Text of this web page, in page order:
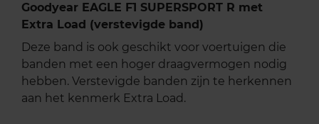
Goodyear EAGLE F1 SUPERSPORT R met
Extra Load (verstevigde band)
Deze band is ook geschikt voor voertuigen die
banden met een hoger draagvermogen nodig
hebben. Verstevigde banden zijn te herkennen
aan het kenmerk Extra Load.